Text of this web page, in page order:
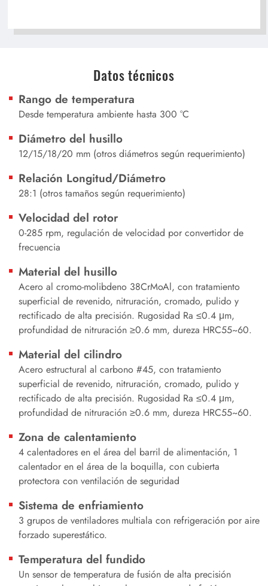
Datos técnicos
Rango de temperatura
Desde temperatura ambiente hasta 300 °C
Diámetro del husillo
12/15/18/20 mm (otros diámetros según requerimiento)
Relación Longitud/Diámetro
28:1 (otros tamaños según requerimiento)
Velocidad del rotor
0-285 rpm, regulación de velocidad por convertidor de
frecuencia
Material del husillo
Acero al cromo-molibdeno 38CrMoAl, con tratamiento
superficial de revenido, nitruración, cromado, pulido y
rectificado de alta precisión. Rugosidad Ra ≤0.4 μm,
profundidad de nitruración ≥0.6 mm, dureza HRC55~60.
Material del cilindro
Acero estructural al carbono #45, con tratamiento
superficial de revenido, nitruración, cromado, pulido y
rectificado de alta precisión. Rugosidad Ra ≤0.4 μm,
profundidad de nitruración ≥0.6 mm, dureza HRC55~60.
Zona de calentamiento
4 calentadores en el área del barril de alimentación, 1
calentador en el área de la boquilla, con cubierta
protectora con ventilación de seguridad
Sistema de enfriamiento
3 grupos de ventiladores multiala con refrigeración por aire
forzado superestático.
Temperatura del fundido
Un sensor de temperatura de fusión de alta precisión